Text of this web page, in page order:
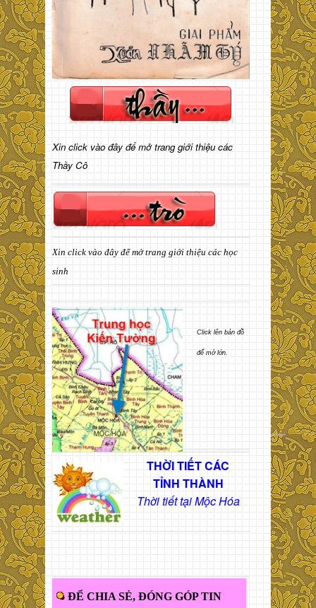
Xin click vào đây để mở trang giới thiệu các
Thầy Cô
Xin click vào đây để mở trang giới thiệu các học
sinh
Click lên bản đồ
để mở lớn.
THỜI TIẾT CÁC
TỈNH THÀNH
Thời tiết tại Mộc Hóa
ĐỂ CHIA SẺ, ĐÓNG GÓP TIN